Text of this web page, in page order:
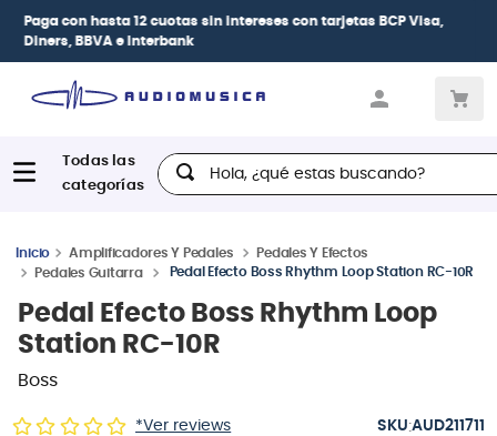
| Paga en cuotasdesde 0% de interés con todas
las tarjetas de crédito
Hola, ¿qué estas buscando?
Amplificadores Y Pedales
Pedales Y Efectos
Pedales Guitarra
Pedal Efecto Boss Rhythm Loop Station RC-10R
Pedal Efecto Boss Rhythm Loop
Station RC-10R
Boss
*Ver reviews :AUD211711